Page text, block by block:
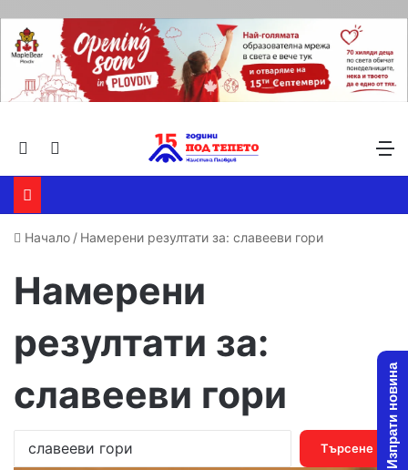
Търсене ...
Начало / Намерени резултати за: славееви гори
Намерени
резултати за:
славееви гори
Т
ъ
Изпрати новина